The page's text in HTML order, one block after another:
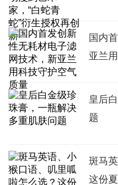
国内
亚兰
皇后
题
斑马
这份